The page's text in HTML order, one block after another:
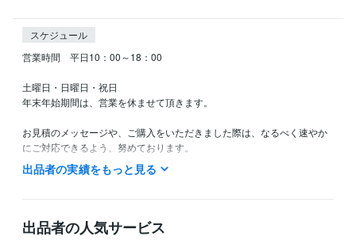
スケジュール
営業時間　平日10：00～18：00
土曜日・日曜日・祝日
年末年始期間は、営業を休ませて頂きます。
お見積のメッセージや、ご購入をいただきました際は、なるべく速やか
にご対応できるよう、努めております。
（平日でしたら、3時間以内にはご対応できるように努めております。土
曜・日曜・祝日は定休日のため、ご対応できないことがあります。）
とがございます。ご了承のほど、お願いいたします。
出品者の実績をもっと見る
出品者の人気サービス